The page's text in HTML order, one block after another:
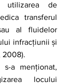
utilizarea de
transferul
al fluidelor
infracțiunii și
2008).
locului